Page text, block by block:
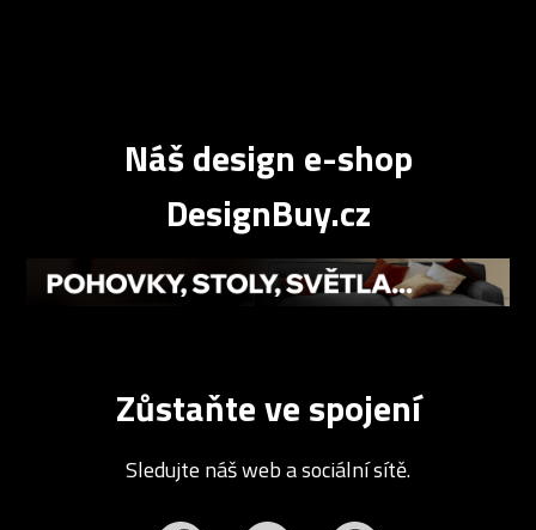
Náš design e-shop
DesignBuy.cz
Zůstaňte ve spojení
Sledujte náš web a sociální sítě.